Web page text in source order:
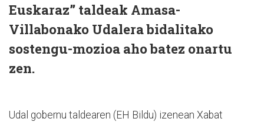
Euskaraz” taldeak Amasa-
Villabonako Udalera bidalitako
sostengu-mozioa aho batez onartu
zen.
Udal gobernu taldearen (EH Bildu) izenean Xabat